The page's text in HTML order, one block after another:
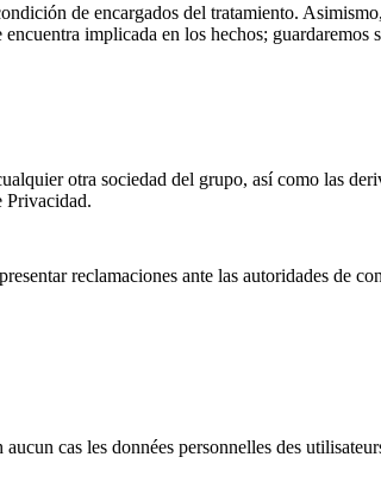
de encargados del tratamiento.
implicada en los hechos; guardaremos
otra sociedad del grupo, así como las
Privacidad.
reclamaciones ante las autoridades de
cas les données personnelles des